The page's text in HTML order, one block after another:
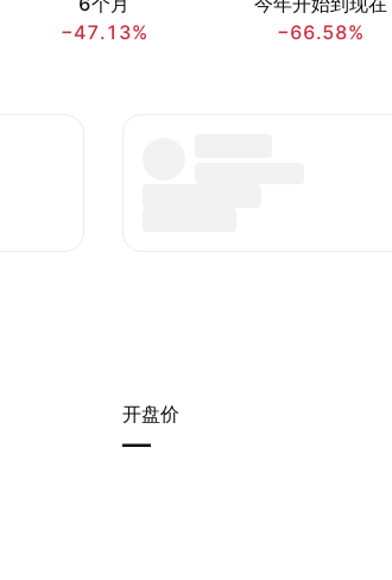
−47.13%
−66.58%
开盘价
—